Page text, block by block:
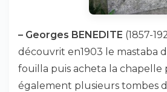
– Georges BENEDITE (1857-
découvrit en1903 le mastaba
fouilla puis acheta la
également plusieurs tombes